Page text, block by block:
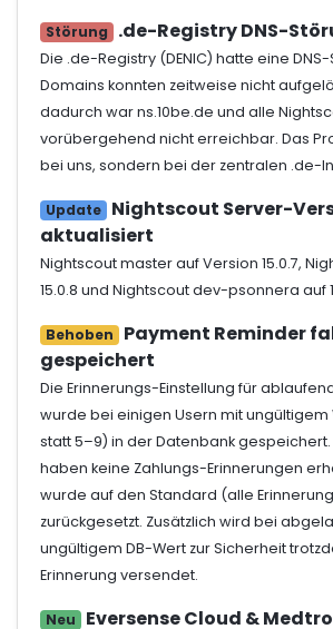
Störung .de-Registry DNS-
Die .de-Registry (DENIC) hatte eine
Domains konnten zeitweise nicht
dadurch war ns.10be.de und alle
vorübergehend nicht erreichbar. Das
bei uns, sondern bei der zentralen .de-
Update
Nightscout Server-
aktualisiert
Nightscout master auf Version 15.0.7,
15.0.8 und Nightscout dev-psonnera auf
Behoben
Payment Reminder
gespeichert
Die Erinnerungs-Einstellung für
wurde bei einigen Usern mit ungültigem
statt 5–9) in der Datenbank
haben keine Zahlungs-Erinnerungen
wurde auf den Standard (alle
zurückgesetzt. Zusätzlich wird bei
ungültigem DB-Wert zur Sicherheit
Erinnerung versendet.
Neu Eversense Cloud &